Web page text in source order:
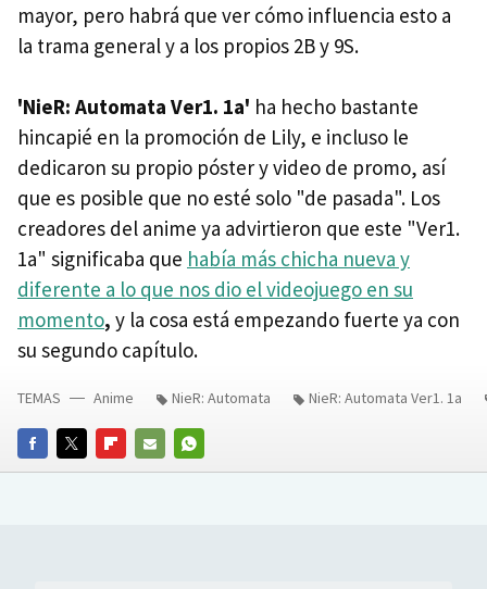
mayor, pero habrá que ver cómo influencia esto a
la trama general y a los propios 2B y 9S.
'NieR: Automata Ver1. 1a' ha hecho bastante
hincapié en la promoción de Lily, e incluso le
dedicaron su propio póster y video de promo, así
que es posible que no esté solo "de pasada". Los
creadores del anime ya advirtieron que este "Ver1.
1a" significaba que había más chicha nueva y
diferente a lo que nos dio el videojuego en su
momento, y la cosa está empezando fuerte ya con
su segundo capítulo.
FACEBOOKTWITTERFLIPBOARD
E-
WHATSAPP
TEMAS Anime NieR: Automata NieR: Automata Ver1. 1a